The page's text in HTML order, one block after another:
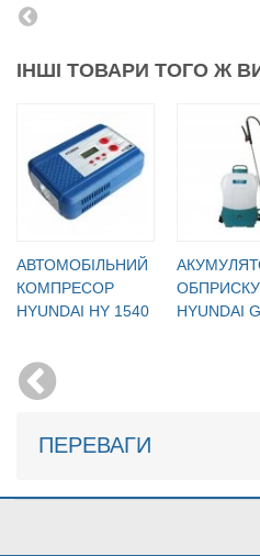
ІНШІ ТОВАРИ ТОГО Ж
АВТОМОБІЛЬНИЙ
КОМПРЕСОР
HYUNDAI HY 1540
HYUNDAI
ПЕРЕВАГИ